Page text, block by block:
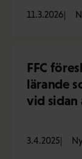
11.3.2026
FFC
lärande
vid sidan
3.4.2025